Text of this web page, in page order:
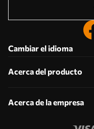
Cambiar el idioma
Acerca del producto
Acerca de la empresa